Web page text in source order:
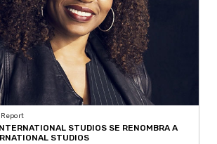
Report
STUDIOS SE RENOMBRA A
STUDIOS